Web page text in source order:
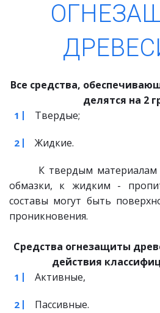
Все средства,
делятся на 2
Твердые;
Жидкие.
К твердым материалам
обмазки, к жидким -
составы могут быть
проникновения.
Средства огнезащиты
действия
Активные,
Пассивные.